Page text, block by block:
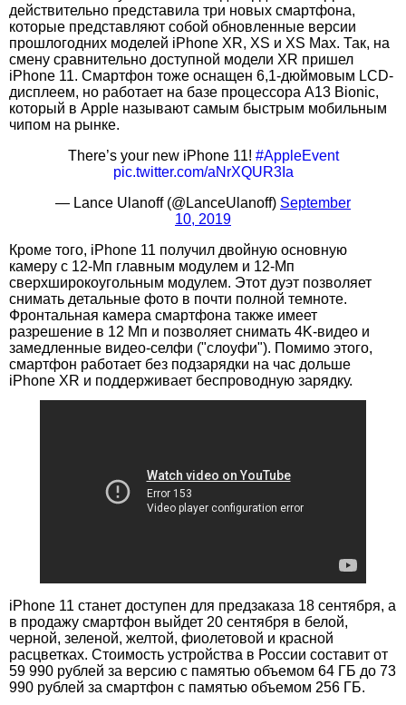
действительно представила три новых смартфона,
которые представляют собой обновленные версии
прошлогодних моделей iPhone XR, XS и XS Max. Так, на
смену сравнительно доступной модели XR пришел
iPhone 11. Смартфон тоже оснащен 6,1-дюймовым LCD-
дисплеем, но работает на базе процессора A13 Bionic,
который в Apple называют самым быстрым мобильным
чипом на рынке.
There’s your new iPhone 11! #AppleEvent
pic.twitter.com/aNrXQUR3Ia
— Lance Ulanoff (@LanceUlanoff) September
10, 2019
Кроме того, iPhone 11 получил двойную основную
камеру с 12-Мп главным модулем и 12-Мп
сверхширокоугольным модулем. Этот дуэт позволяет
снимать детальные фото в почти полной темноте.
Фронтальная камера смартфона также имеет
разрешение в 12 Мп и позволяет снимать 4K-видео и
замедленные видео-селфи ("слоуфи"). Помимо этого,
смартфон работает без подзарядки на час дольше
iPhone XR и поддерживает беспроводную зарядку.
iPhone 11 станет доступен для предзаказа 18 сентября, а
в продажу смартфон выйдет 20 сентября в белой,
черной, зеленой, желтой, фиолетовой и красной
расцветках. Стоимость устройства в России составит от
59 990 рублей за версию с памятью объемом 64 ГБ до 73
990 рублей за смартфон с памятью объемом 256 ГБ.